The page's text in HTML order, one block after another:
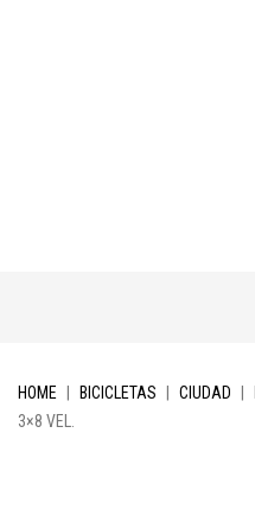
HOME BICICLETAS CIUDAD
3×8 VEL.